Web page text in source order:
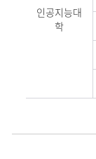
인공지능대
학